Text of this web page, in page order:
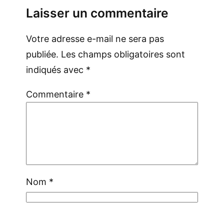
Laisser un commentaire
Votre adresse e-mail ne sera pas
publiée. Les champs obligatoires sont
indiqués avec *
Commentaire *
Nom *